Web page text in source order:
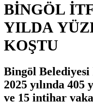
BİNGÖL
YILDA
KOŞTU
Bingöl
2025 yılında 405
ve 15 intihar